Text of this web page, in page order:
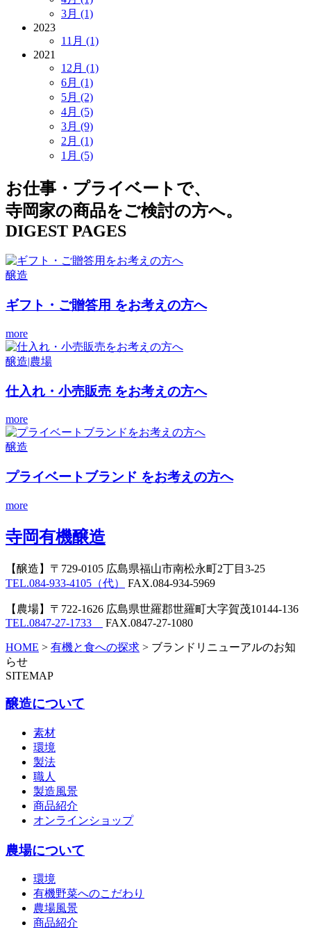
3月 (1)
2023
11月 (1)
2021
12月 (1)
6月 (1)
5月 (2)
4月 (5)
3月 (9)
2月 (1)
1月 (5)
お仕事・プライベートで、
寺岡家の商品をご検討の方へ。
DIGEST PAGES
醸造
ギフト・ご贈答用 をお考えの方へ
more
醸造|農場
仕入れ・小売販売 をお考えの方へ
more
醸造
プライベートブランド をお考えの方へ
more
寺岡有機醸造
【醸造】 〒729-0105 広島県福山市南松永町2丁目3-25
TEL.084-933-4105（代）
FAX.084-934-5969
【農場】 〒722-1626 広島県世羅郡世羅町大字賀茂10144-136
TEL.0847-27-1733
FAX.0847-27-1080
HOME > 有機と食への探求 > ブランドリニューアルのお知
らせ
SITEMAP
醸造について
素材
環境
製法
職人
製造風景
商品紹介
オンラインショップ
農場について
環境
有機野菜へのこだわり
農場風景
商品紹介